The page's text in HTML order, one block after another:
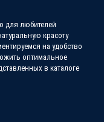
для любителей
красоту
на удобство
оптимальное
в каталоге